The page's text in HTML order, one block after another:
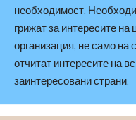
необходимост.
грижат за интересите на
организация, не само на
отчитат интересите на
заинтересовани страни.